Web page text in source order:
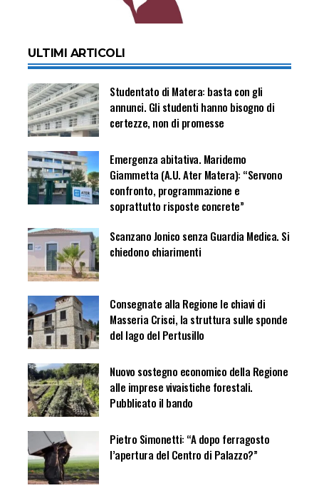
ULTIMI ARTICOLI
Studentato di Matera: basta con gli
annunci. Gli studenti hanno bisogno di
certezze, non di promesse
Emergenza abitativa. Maridemo
Giammetta (A.U. Ater Matera): “Servono
confronto, programmazione e
soprattutto risposte concrete”
Scanzano Jonico senza Guardia Medica. Si
chiedono chiarimenti
Consegnate alla Regione le chiavi di
Masseria Crisci, la struttura sulle sponde
del lago del Pertusillo
Nuovo sostegno economico della Regione
alle imprese vivaistiche forestali.
Pubblicato il bando
Pietro Simonetti: “A dopo ferragosto
l’apertura del Centro di Palazzo?”